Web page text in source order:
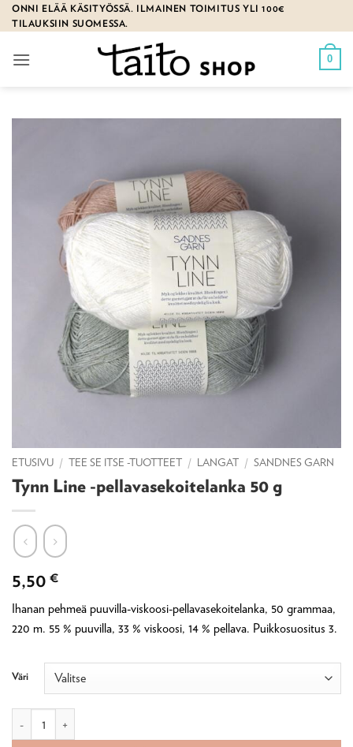
Skip
to
ONNI ELÄÄ KÄSITYÖSSÄ. ILMAINEN TOIMITUS YLI 100€
TILAUKSIIN SUOMESSA.
0
ETUSIVU / TEE SE ITSE -TUOTTEET / LANGAT / SANDNES GARN
Tynn Line -pellavasekoitelanka 50 g
5,50 €
Ihanan pehmeä puuvilla-viskoosi-pellavasekoitelanka, 50 grammaa,
220 m. 55 % puuvilla, 33 % viskoosi, 14 % pellava. Puikkosuositus 3.
Väri